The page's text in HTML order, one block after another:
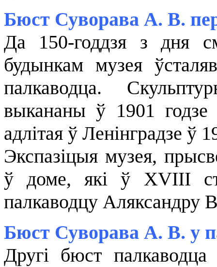
Бюст Суворава А. В.
Да 150-годдзя з дня
будынкам музея
палкаводца.
выкананы ў 1901
адлітая ў Ленінградзе ў
Экспазіцыя музея,
ў доме, які ў XVIII
палкаводцу Аляксандру
Бюст Суворава А. В. у
Другі бюст